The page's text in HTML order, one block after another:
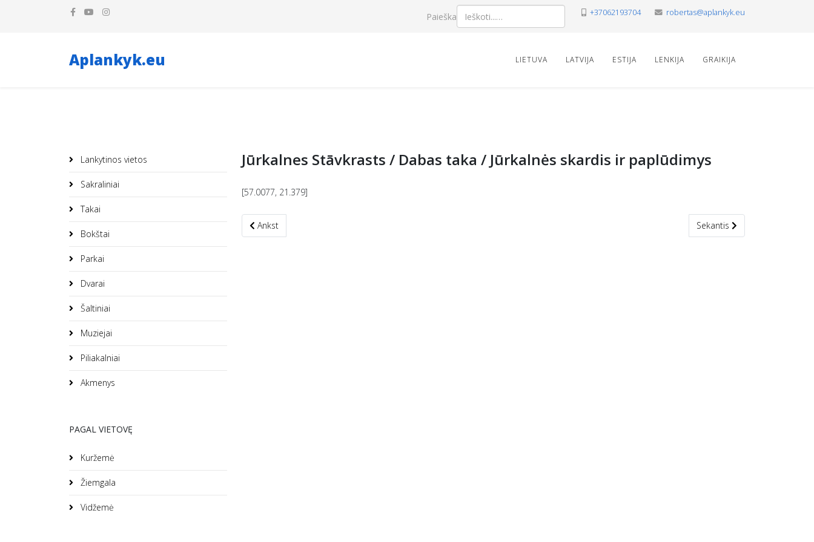
Paieška +37062193704 robertas@aplankyk.eu
Aplankyk.eu LIETUVA LATVIJA ESTIJA LENKIJA GRAIKIJA
Lankytinos vietos
Sakraliniai
Takai
Bokštai
Parkai
Dvarai
Šaltiniai
Muziejai
Piliakalniai
Akmenys
PAGAL VIETOVĘ
Kuržemė
Žiemgala
Vidžemė
Jūrkalnes Stāvkrasts / Dabas taka / Jūrkalnės skardis ir paplūdimys
[57.0077, 21.379]
Ankstesnis straipsnis: Dižgabala Kalns / Alsungas kuršu pilskalns
Ankst Kitas straipsnis: Kandavas
Sekantis